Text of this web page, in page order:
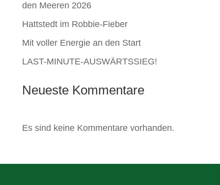
den Meeren 2026
Hattstedt im Robbie-Fieber
Mit voller Energie an den Start
LAST-MINUTE-AUSWÄRTSSIEG!
Neueste Kommentare
Es sind keine Kommentare vorhanden.